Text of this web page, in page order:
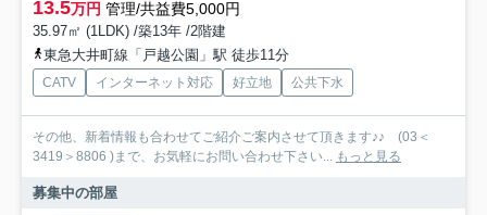
13.5万円 管理/共益費5,000円
35.97㎡ (1LDK) /築13年 /2階建
東急大井町線「戸越公園」駅 徒歩11分
CATV インターネット対応 好立地 公共下水
その他、新着情報も合わせてご紹介ご案内させて頂きます♪♪ (03＜
3419＞8806 )まで、お気軽にお問い合わせ下さい... もっと見る
募集中の部屋